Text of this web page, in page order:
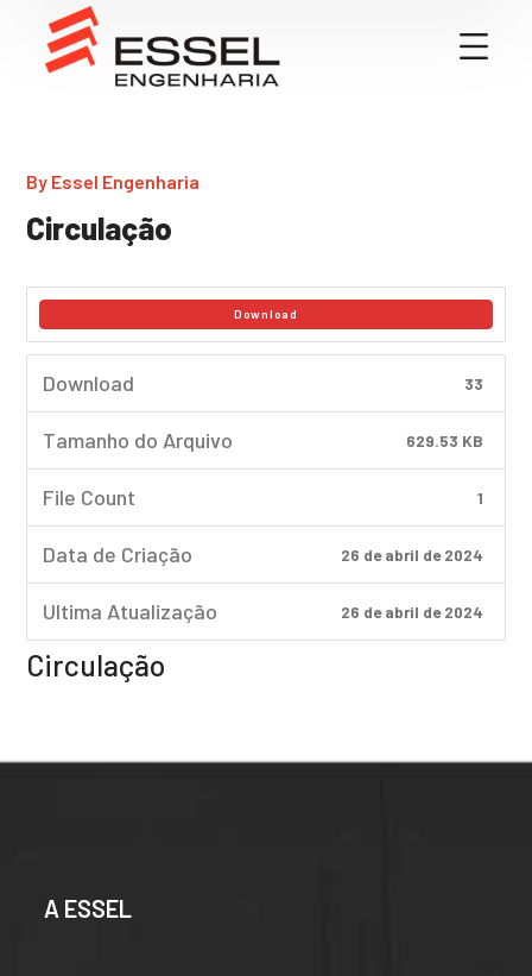
By Essel Engenharia
Circulação
Download
Download 33
Tamanho do Arquivo 629.53 KB
File Count 1
Data de Criação 26 de abril de 2024
Ultima Atualização 26 de abril de 2024
Circulação
A ESSEL